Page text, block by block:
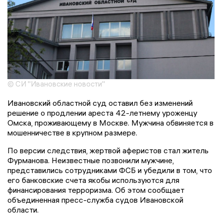
© СИ "Ивановские новости"
Ивановский областной суд оставил без изменений
решение о продлении ареста 42-летнему уроженцу
Омска, проживающему в Москве. Мужчина обвиняется в
мошенничестве в крупном размере.
По версии следствия, жертвой аферистов стал житель
Фурманова. Неизвестные позвонили мужчине,
представились сотрудниками ФСБ и убедили в том, что
его банковские счета якобы используются для
финансирования терроризма. Об этом сообщает
объединенная пресс-служба судов Ивановской
области.